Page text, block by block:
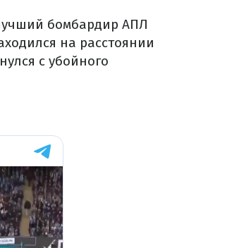
бомбардир АПЛ
на расстоянии
с убойного